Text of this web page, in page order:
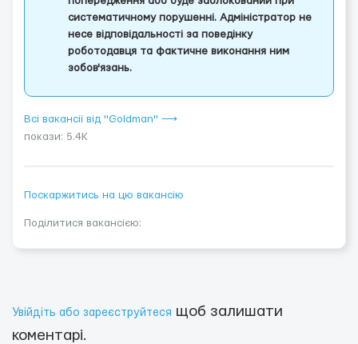
систематичному порушенні. Адміністратор не
несе відповідальності за поведінку
роботодавця та фактичне виконання ним
зобов'язань.
Всі вакансії від "Goldman" ⟶
покази: 5.4K
Поскаржитись на цю вакансію
Поділитися вакансією:
Увійдіть або зареєструйтеся щоб залишати
коментарі.